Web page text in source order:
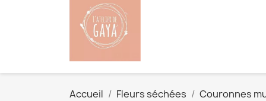
Accueil Fleurs séchées Couronnes